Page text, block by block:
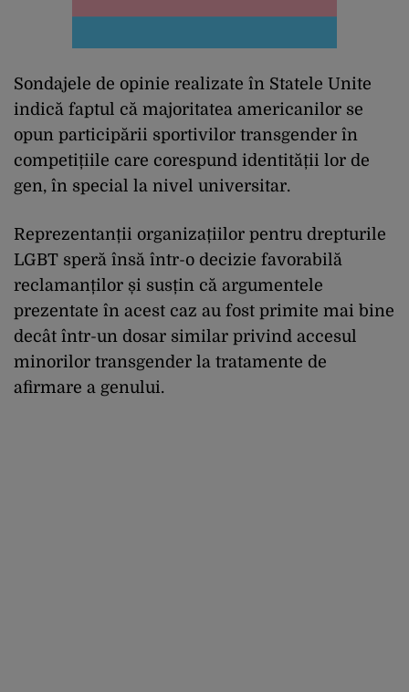
Sondajele de opinie realizate în Statele Unite
indică faptul că majoritatea americanilor se
opun participării sportivilor transgender în
competițiile care corespund identității lor de
gen, în special la nivel universitar.
Reprezentanții organizațiilor pentru drepturile
LGBT speră însă într-o decizie favorabilă
reclamanților și susțin că argumentele
prezentate în acest caz au fost primite mai bine
decât într-un dosar similar privind accesul
minorilor transgender la tratamente de
afirmare a genului.